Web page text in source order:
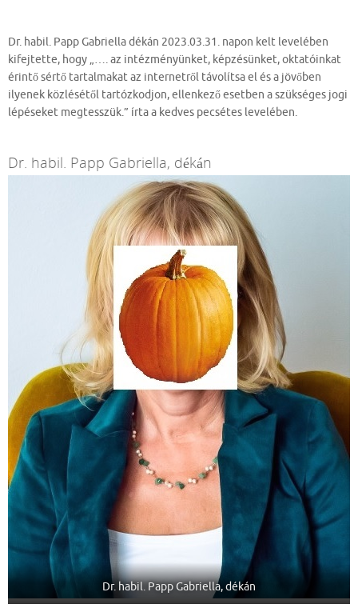
Dr. habil. Papp Gabriella dékán 2023.03.31. napon kelt levelében
kifejtette, hogy „…. az intézményünket, képzésünket, oktatóinkat
érintő sértő tartalmakat az internetről távolítsa el és a jövőben
ilyenek közlésétől tartózkodjon, ellenkező esetben a szükséges jogi
lépéseket megtesszük.” írta a kedves pecsétes levelében.
Dr. habil. Papp Gabriella, dékán
Dr. habil. Papp Gabriella, dékán